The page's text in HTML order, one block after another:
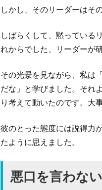
しかし、そのリーダーはそ
しばらくして、黙っている
れからでした、リーダーが
その光景を見ながら、私は
だな」と学びました。それ
り考えて動いたのです。大
彼のとった態度には説得力
たように思えました。
悪口を言わな